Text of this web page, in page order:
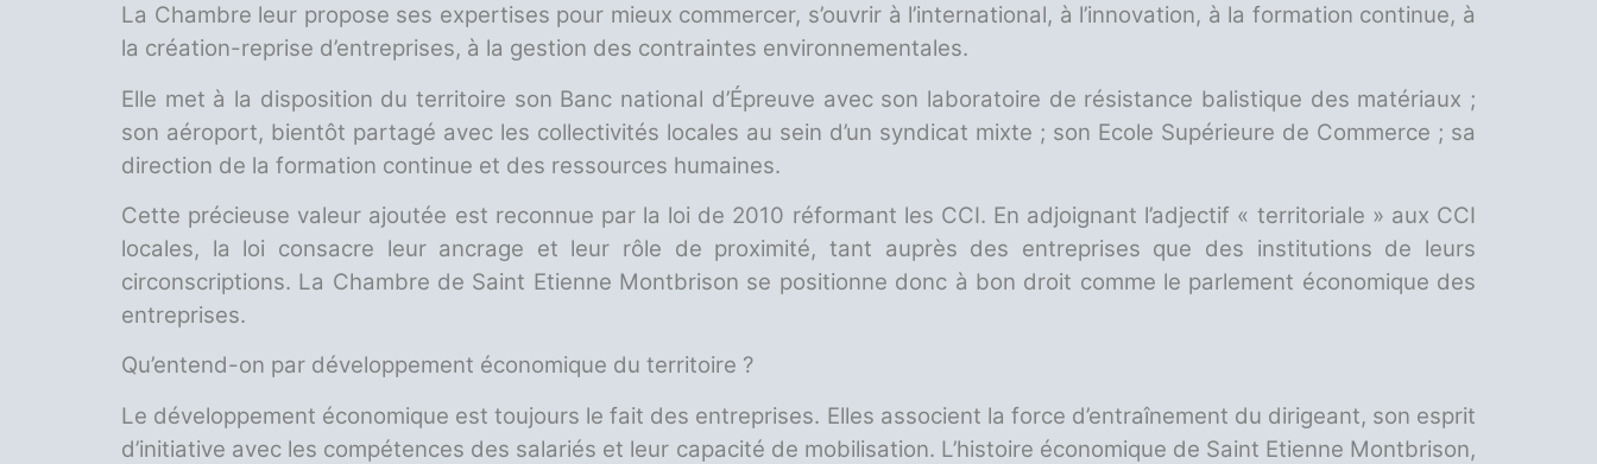
La Chambre leur propose ses expertises pour mieux commercer, s’ouvrir à l’international, à l’innovation, à la formation continue, à
la création-reprise d’entreprises, à la gestion des contraintes environnementales.
Elle met à la disposition du territoire son Banc national d’Épreuve avec son laboratoire de résistance balistique des matériaux ;
son aéroport, bientôt partagé avec les collectivités locales au sein d’un syndicat mixte ; son Ecole Supérieure de Commerce ; sa
direction de la formation continue et des ressources humaines.
Cette précieuse valeur ajoutée est reconnue par la loi de 2010 réformant les CCI. En adjoignant l’adjectif « territoriale » aux CCI
locales, la loi consacre leur ancrage et leur rôle de proximité, tant auprès des entreprises que des institutions de leurs
circonscriptions. La Chambre de Saint Etienne Montbrison se positionne donc à bon droit comme le parlement économique des
entreprises.
Qu’entend-on par développement économique du territoire ?
Le développement économique est toujours le fait des entreprises. Elles associent la force d’entraînement du dirigeant, son esprit
d’initiative avec les compétences des salariés et leur capacité de mobilisation. L’histoire économique de Saint Etienne Montbrison,